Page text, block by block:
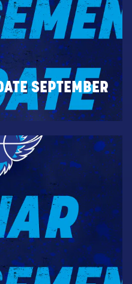
SEPTEMBER